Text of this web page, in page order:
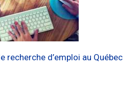
recherche d’emploi au Québec